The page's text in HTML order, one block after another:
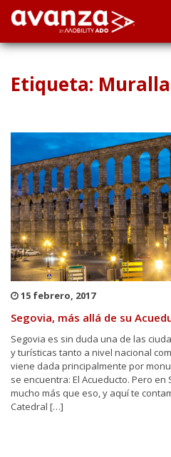
Etiqueta: Muralla
15 febrero, 2017
Segovia, más allá de su
Segovia es sin duda una de las
y turísticas tanto a nivel nacional
viene dada principalmente por
se encuentra: El Acueducto. Pero
mucho más que eso, y aquí te
Catedral […]